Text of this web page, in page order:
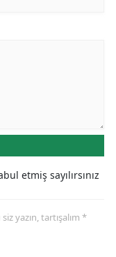
etmiş sayılırsınız
yazın, tartışalım *